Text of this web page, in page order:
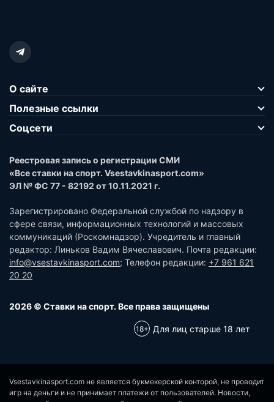
О сайте
Полезные ссылки
Соцсети
Реестровая запись о регистрации СМИ
«Все ставки на спорт. Vsestavkinasport.com»
ЭЛ № ФС 77 - 82192 от 10.11.2021 г.
Зарегистрировано Федеральной службой по надзору в
сфере связи, информационных технологий и массовых
коммуникаций (Роскомнадзор). Учредитель и главный
редактор: Линьков Вадим Вячеславович. Почта редакции:
info@vsestavkinasport.com; Телефон редакции: +7 961 621
20 20
2026 © Ставки на спорт. Все права защищены
Для лиц старше 18 лет
Vsestavkinasport.com не является букмекерской конторой, не проводит
игр на деньги и не принимает платежи от пользователей. Новости,